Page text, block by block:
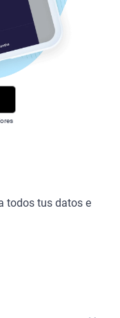
todos tus datos e